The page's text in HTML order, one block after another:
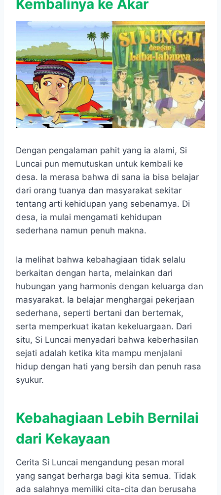
Kembalinya ke Akar
Dengan pengalaman pahit yang ia alami, Si
Luncai pun memutuskan untuk kembali ke
desa. Ia merasa bahwa di sana ia bisa belajar
dari orang tuanya dan masyarakat sekitar
tentang arti kehidupan yang sebenarnya. Di
desa, ia mulai mengamati kehidupan
sederhana namun penuh makna.
Ia melihat bahwa kebahagiaan tidak selalu
berkaitan dengan harta, melainkan dari
hubungan yang harmonis dengan keluarga dan
masyarakat. Ia belajar menghargai pekerjaan
sederhana, seperti bertani dan berternak,
serta memperkuat ikatan kekeluargaan. Dari
situ, Si Luncai menyadari bahwa keberhasilan
sejati adalah ketika kita mampu menjalani
hidup dengan hati yang bersih dan penuh rasa
syukur.
Kebahagiaan Lebih Bernilai
dari Kekayaan
Cerita Si Luncai mengandung pesan moral
yang sangat berharga bagi kita semua. Tidak
ada salahnya memiliki cita-cita dan berusaha